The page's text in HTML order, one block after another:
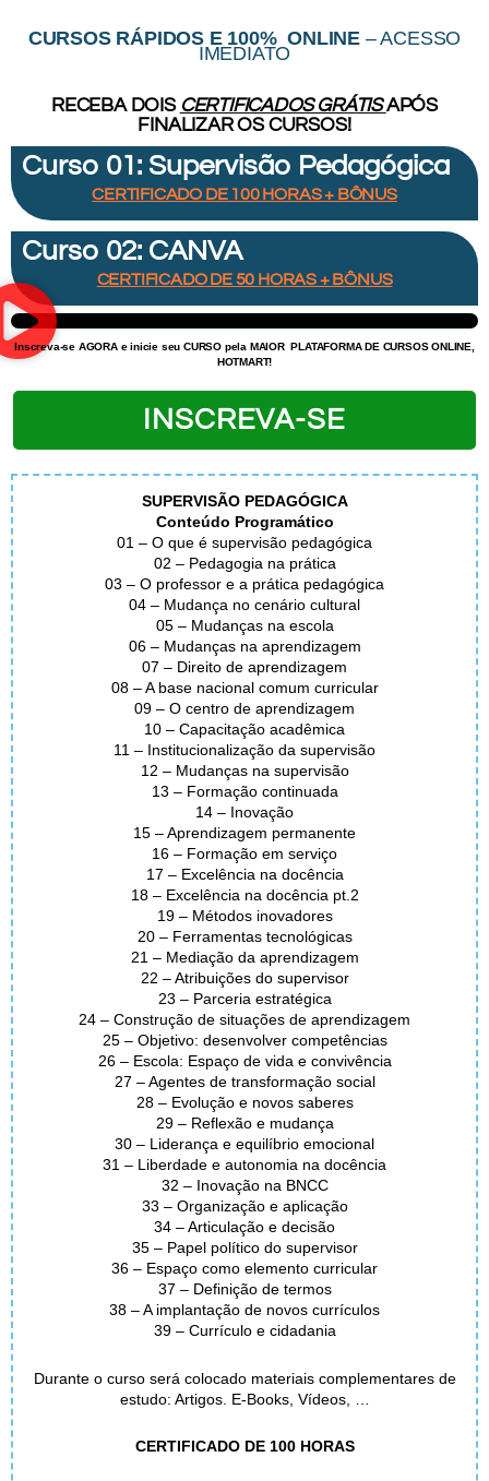
CURSOS RÁPIDOS E 100% ONLINE – ACESSO
IMEDIATO
RECEBA DOIS CERTIFICADOS GRÁTISAPÓS
FINALIZAR OS CURSOS!
Curso 01: Supervisão Pedagógica
CERTIFICADO DE 100 HORAS + BÔNUS
Curso 02: CANVA
CERTIFICADO DE 50 HORAS + BÔNUS
Inscreva-se AGORA e inicie seu CURSO pela MAIOR PLATAFORMA DE CURSOS ONLINE,
HOTMART!
INSCREVA-SE
SUPERVISÃO PEDAGÓGICA
Conteúdo Programático
01 – O que é supervisão pedagógica
02 – Pedagogia na prática
03 – O professor e a prática pedagógica
04 – Mudança no cenário cultural
05 – Mudanças na escola
06 – Mudanças na aprendizagem
07 – Direito de aprendizagem
08 – A base nacional comum curricular
09 – O centro de aprendizagem
10 – Capacitação acadêmica
11 – Institucionalização da supervisão
12 – Mudanças na supervisão
13 – Formação continuada
14 – Inovação
15 – Aprendizagem permanente
16 – Formação em serviço
17 – Excelência na docência
18 – Excelência na docência pt.2
19 – Métodos inovadores
20 – Ferramentas tecnológicas
21 – Mediação da aprendizagem
22 – Atribuições do supervisor
23 – Parceria estratégica
24 – Construção de situações de aprendizagem
25 – Objetivo: desenvolver competências
26 – Escola: Espaço de vida e convivência
27 – Agentes de transformação social
28 – Evolução e novos saberes
29 – Reflexão e mudança
30 – Liderança e equilíbrio emocional
31 – Liberdade e autonomia na docência
32 – Inovação na BNCC
33 – Organização e aplicação
34 – Articulação e decisão
35 – Papel político do supervisor
36 – Espaço como elemento curricular
37 – Definição de termos
38 – A implantação de novos currículos
39 – Currículo e cidadania
Durante o curso será colocado materiais complementares de
estudo: Artigos. E-Books, Vídeos, …
CERTIFICADO DE 100 HORAS